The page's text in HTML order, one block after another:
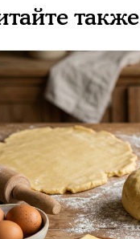
также